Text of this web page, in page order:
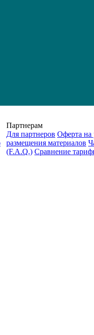
Партнерам
Для партнеров Оферта на
размещения материалов
(F.A.Q.) Cравнение